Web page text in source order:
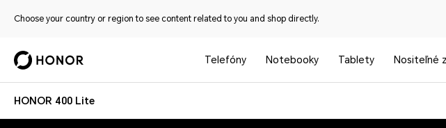
Choose your country or region to see content related to you and shop directly.
Telefóny Notebooky Tablety Nositeľné
HONOR 400 Lite